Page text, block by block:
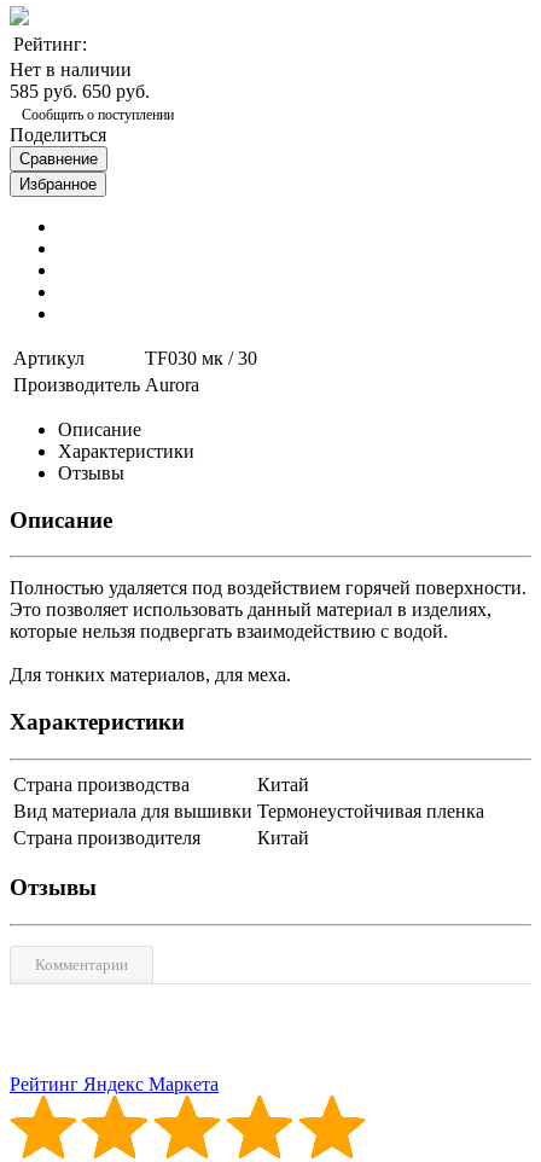
Рейтинг:
Нет в наличии
585 руб. 650 руб.
Сообщить о поступлении
Поделиться
Сравнение
Избранное
Артикул
TF030 мк / 30
Производитель Aurora
Описание
Характеристики
Отзывы
Описание
Полностью удаляется под воздействием горячей поверхности.
Это позволяет использовать данный материал в изделиях,
которые нельзя подвергать взаимодействию с водой.
Для тонких материалов, для меха.
Характеристики
Страна производства
Китай
Вид материала для вышивки Термонеустойчивая пленка
Страна производителя
Китай
Отзывы
Комментарии
Рейтинг Яндекс Маркета